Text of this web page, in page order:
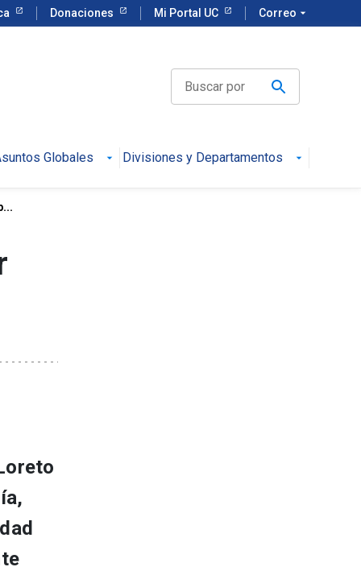
Donaciones Mi Portal UC Correo arrow_drop_down
Globales Divisiones y Departamentos